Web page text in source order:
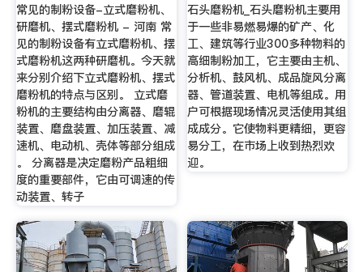
常见的制粉设备-立式磨粉机、
研磨机、摆式磨粉机 - 河南 常
见的制粉设备有立式磨粉机、摆
式磨粉机这两种研磨机。今天就
来分别介绍下立式磨粉机、摆式
磨粉机的特点与区别。 立式磨
粉机的主要结构由分离器、磨辊
装置、磨盘装置、加压装置、减
速机、电动机、壳体等部分组成
。 分离器是决定磨粉产品粗细
度的重要部件，它由可调速的传
动装置、转子
石头磨粉机_石头磨粉机主要用
于一些非易燃易爆的矿产、化
工、建筑等行业300多种物料的
高细制粉加工，它主要由主机、
分析机、鼓风机、成品旋风分离
器、管道装置、电机等组成。用
户可根据现场情况灵活使用其组
成成分。它使物料更精细，更容
易分工，在市场上收到热烈欢
迎。